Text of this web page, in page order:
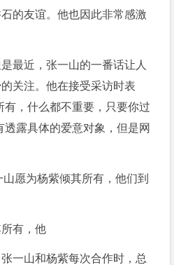
的友谊。他也因此非常感激
最近，张一山的一番话让人
关注。他在接受采访时表
有，什么都不重要，只要你过
透露具体的爱意对象，但是网
有，他
一山和杨紫每次合作时，总